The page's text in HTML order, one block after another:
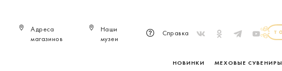
Адреса
магазинов
Наши
музеи
Справка
НОВИНКИ МЕХОВЫЕ СУВЕНИРЫ